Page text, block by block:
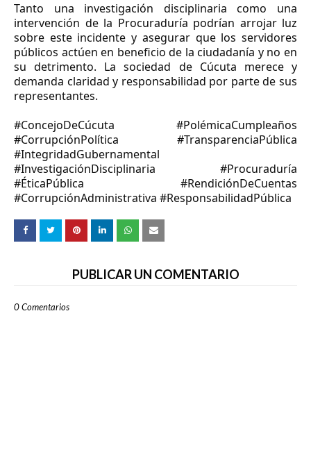
Tanto una investigación disciplinaria como una
intervención de la Procuraduría podrían arrojar luz
sobre este incidente y asegurar que los servidores
públicos actúen en beneficio de la ciudadanía y no en
su detrimento. La sociedad de Cúcuta merece y
demanda claridad y responsabilidad por parte de sus
representantes.
#ConcejoDeCúcuta #PolémicaCumpleaños
#CorrupciónPolítica #TransparenciaPública
#IntegridadGubernamental
#InvestigaciónDisciplinaria #Procuraduría
#ÉticaPública #RendiciónDeCuentas
#CorrupciónAdministrativa #ResponsabilidadPública
PUBLICAR UN COMENTARIO
0 Comentarios